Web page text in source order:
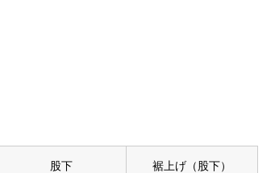
股下 裾上げ（股下）